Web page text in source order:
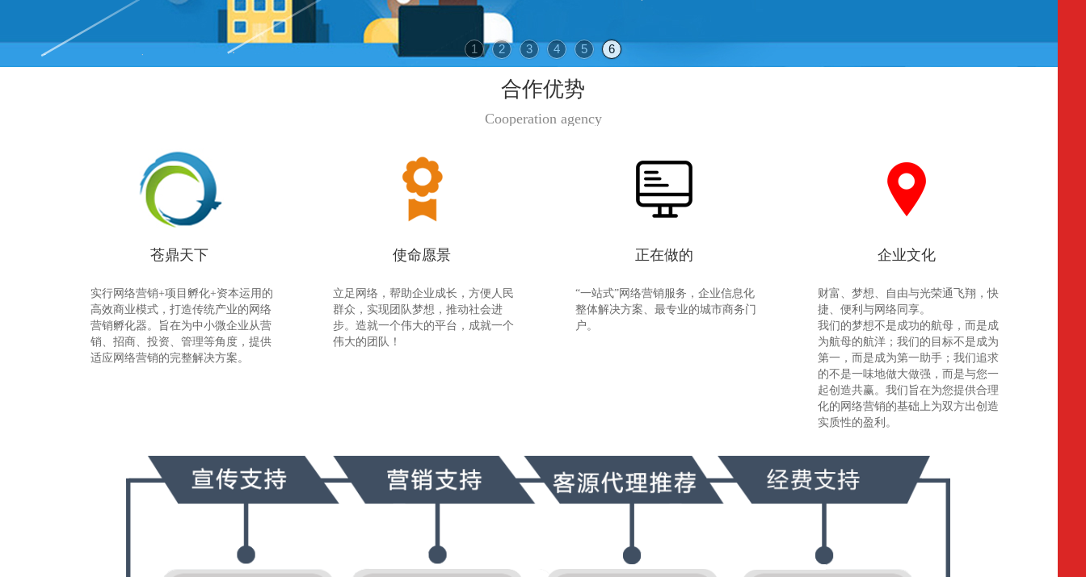
1 2 3 4 5 6
合作优势
Cooperation agency
苍鼎天下
实行网络营销+项目孵化+资本运用的
高效商业模式，打造传统产业的网络
营销孵化器。旨在为中小微企业从营
销、招商、投资、管理等角度，提供
适应网络营销的完整解决方案。
使命愿景
立足网络，帮助企业成长，方便人民
群众，实现团队梦想，推动社会进
步。造就一个伟大的平台，成就一个
伟大的团队！
正在做的
“一站式”网络营销服务，企业信息化
整体解决方案、最专业的城市商务门
户。
企业文化
财富、梦想、自由与光荣通飞翔，快
捷、便利与网络同享。
我们的梦想不是成功的航母，而是成
为航母的航洋；我们的目标不是成为
第一，而是成为第一助手；我们追求
的不是一味地做大做强，而是与您一
起创造共赢。我们旨在为您提供合理
化的网络营销的基础上为双方出创造
实质性的盈利。